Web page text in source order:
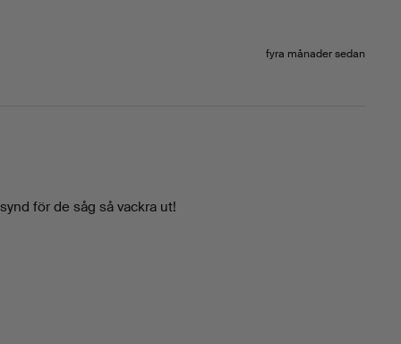
fyra månader sedan
för de såg så vackra ut!